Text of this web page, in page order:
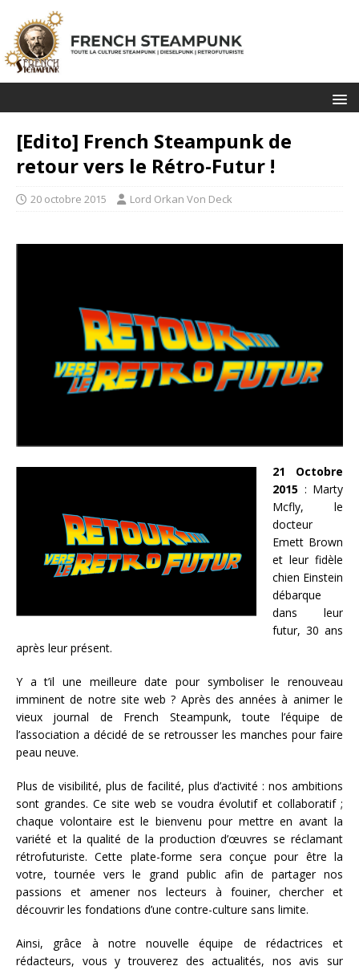
[Edito] French Steampunk de
retour vers le Rétro-Futur !
20 octobre 2015 Lord Orkan Von Deck
21 Octobre
2015 : Marty
Mcfly, le
docteur
Emett Brown
et leur fidèle
chien Einstein
débarque
dans leur
futur, 30 ans
après leur présent.
Y a t’il une meilleure date pour symboliser le renouveau
imminent de notre site web ? Après des années à animer le
vieux journal de French Steampunk, toute l’équipe de
l’association a décidé de se retrousser les manches pour faire
peau neuve.
Plus de visibilité, plus de facilité, plus d’activité : nos ambitions
sont grandes. Ce site web se voudra évolutif et collaboratif ;
chaque volontaire est le bienvenu pour mettre en avant la
variété et la qualité de la production d’œuvres se réclamant
rétrofuturiste. Cette plate-forme sera conçue pour être la
votre, tournée vers le grand public afin de partager nos
passions et amener nos lecteurs à fouiner, chercher et
découvrir les fondations d’une contre-culture sans limite.
Ainsi, grâce à notre nouvelle équipe de rédactrices et
rédacteurs, vous y trouverez des actualités, nos avis sur